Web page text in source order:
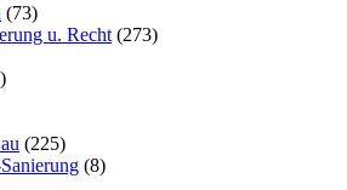
(73)
u. Recht (273)
(225)
(8)